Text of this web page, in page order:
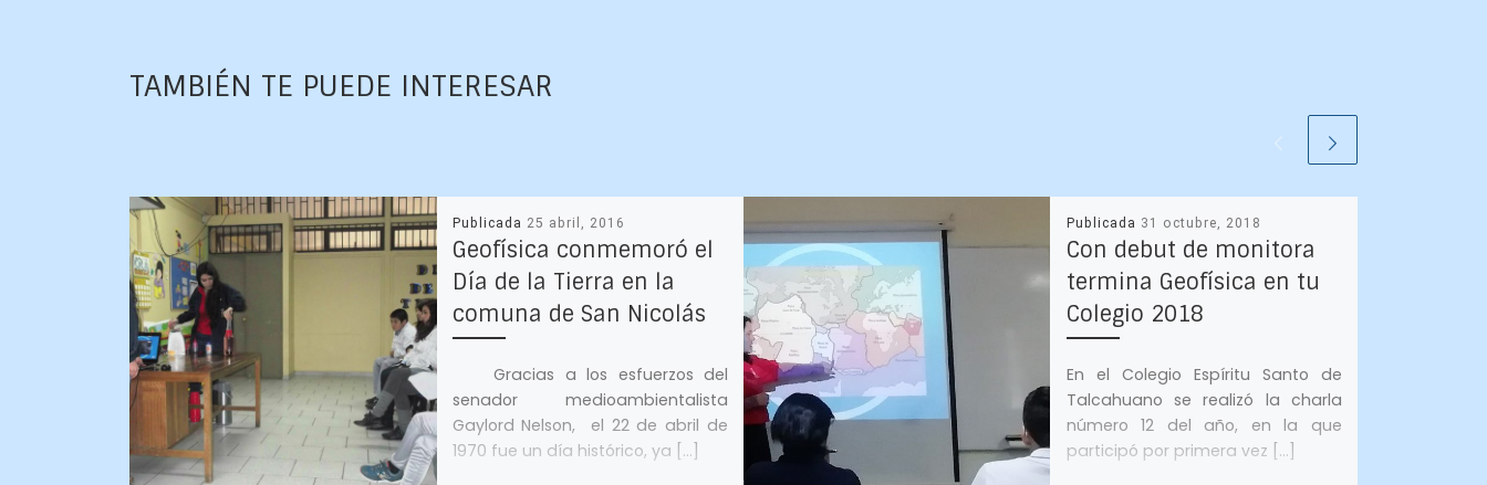
TAMBIÉN TE PUEDE INTERESAR
Publicada 25 abril, 2016
Geofísica conmemoró el
Día de la Tierra en la
comuna de San Nicolás
Gracias a los esfuerzos del
senador medioambientalista
Gaylord Nelson, el 22 de abril de
1970 fue un día histórico, ya […]
Publicada 31 octubre, 2018
Con debut de monitora
termina Geofísica en tu
Colegio 2018
En el Colegio Espíritu Santo de
Talcahuano se realizó la charla
número 12 del año, en la que
participó por primera vez […]